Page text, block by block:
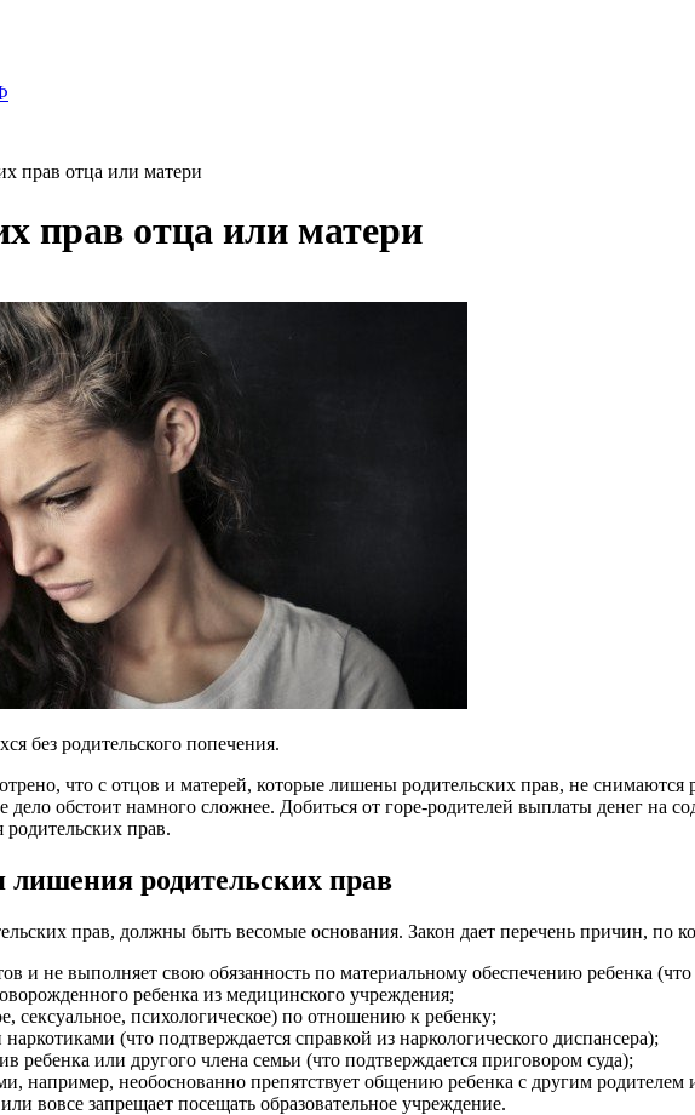
прав отца или матери
прав отца или матери
без родительского попечения.
что с отцов и матерей, которые лишены родительских прав, не снимаются
дело обстоит намного сложнее. Добиться от горе-родителей выплаты денег на
прав.
родительских прав
прав, должны быть весомые основания. Закон дает перечень причин, по
и не выполняет свою обязанность по материальному обеспечению ребенка
ребенка из медицинского учреждения;
сексуальное, психологическое) по отношению к ребенку;
(что подтверждается справкой из наркологического диспансера);
ребенка или другого члена семьи (что подтверждается приговором суда);
например, необоснованно препятствует общению ребенка с другим родителем
вовсе запрещает посещать образовательное учреждение.